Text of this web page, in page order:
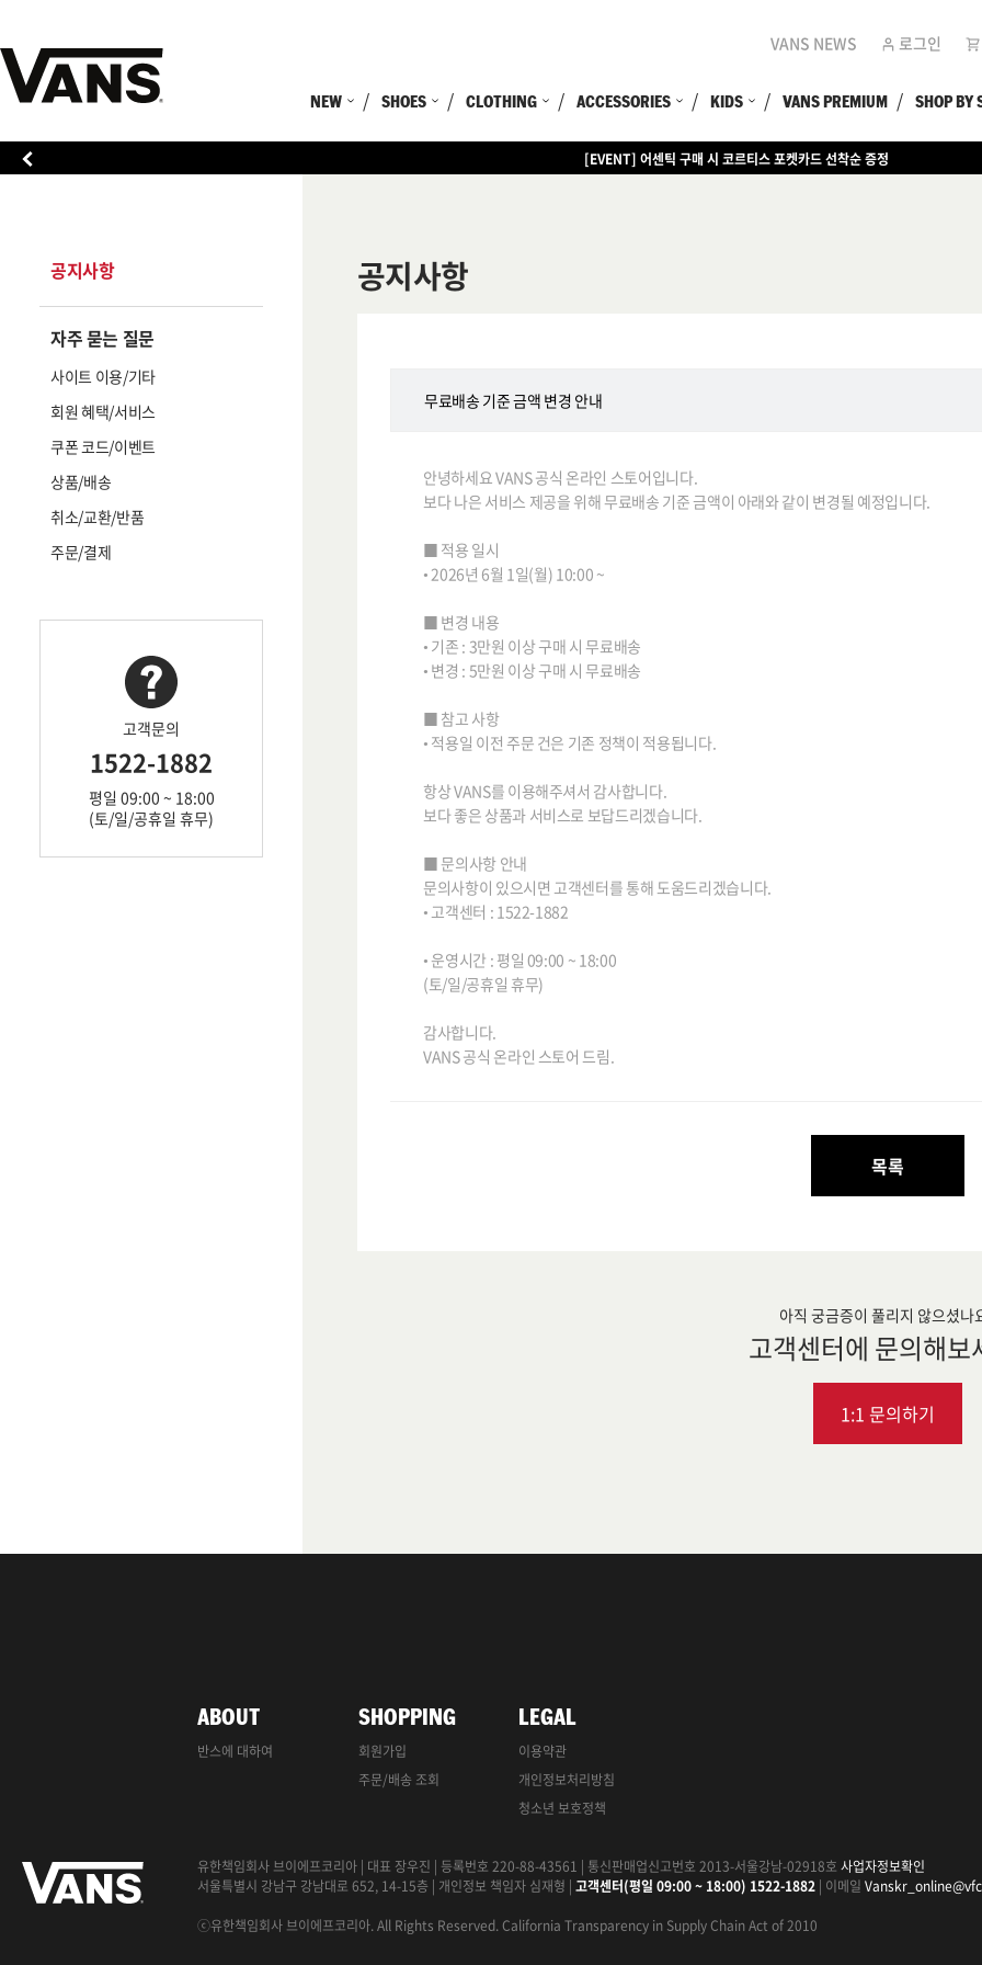
VANS NEWS 로그인
NEW SHOES CLOTHING ACCESSORIES KIDS VANS PREMIUM SHOP BY
[EVENT] 어센틱 구매 시 코르티스 포켓카드 선착순 증정
공지사항
자주 묻는 질문
사이트 이용/기타
회원 혜택/서비스
쿠폰 코드/이벤트
상품/배송
취소/교환/반품
주문/결제
고객문의
1522-1882
평일 09:00 ~ 18:00
(토/일/공휴일 휴무)
공지사항
무료배송 기준 금액 변경 안내
안녕하세요 VANS 공식 온라인 스토어입니다.
보다 나은 서비스 제공을 위해 무료배송 기준 금액이 아래와 같이 변경될 예정입니다.
■ 적용 일시
• 2026년 6월 1일(월) 10:00 ~
■ 변경 내용
• 기존 : 3만원 이상 구매 시 무료배송
• 변경 : 5만원 이상 구매 시 무료배송
■ 참고 사항
• 적용일 이전 주문 건은 기존 정책이 적용됩니다.
항상 VANS를 이용해주셔서 감사합니다.
보다 좋은 상품과 서비스로 보답드리겠습니다.
■ 문의사항 안내
문의사항이 있으시면 고객센터를 통해 도움드리겠습니다.
• 고객센터 : 1522-1882
• 운영시간 : 평일 09:00 ~ 18:00
(토/일/공휴일 휴무)
감사합니다.
VANS 공식 온라인 스토어 드림.
목록
아직 궁금증이 풀리지 않으셨나
고객센터에 문의해보
1:1 문의하기
ABOUT
반스에 대하여
SHOPPING
회원가입
주문/배송 조회
LEGAL
이용약관
개인정보처리방침
청소년 보호정책
유한책임회사 브이에프코리아 | 대표 장우진 | 등록번호 220-88-43561 | 통신판매업신고번호 2013-서울강남-02918호 사업자정보확인
서울특별시 강남구 강남대로 652, 14-15층 | 개인정보 책임자 심재형 | 고객센터(평일 09:00 ~ 18:00) 1522-1882 | 이메일
ⓒ유한책임회사 브이에프코리아. All Rights Reserved.California Transparency in Supply Chain Act of 2010